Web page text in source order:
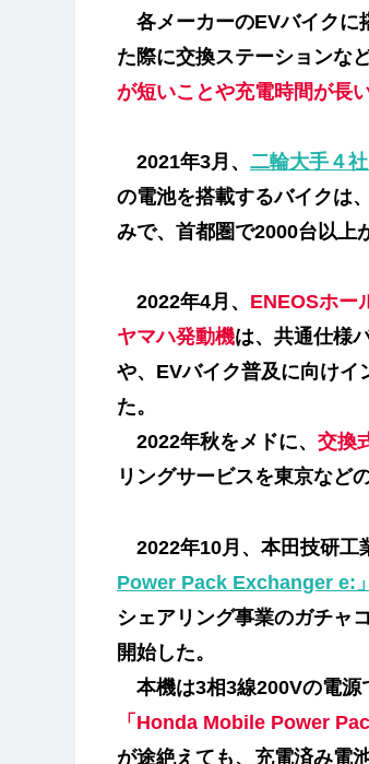
各メーカーのEVバイクに
た際に交換ステーションな
が短いことや充電時間が長
2021年3月、 二輪大手４
の電池を搭載するバイクは
みで、首都圏で2000台以上
2022年4月、 ENEOSホー
ヤマハ発動機は、共通仕様
や、EVバイク普及に向けイ
た。
2022年秋をメドに、 交換
リングサービスを東京など
2022年10月、本田技研工
Power Pack Exchanger e:
シェアリング事業のガチャ
開始した。
本機は3相3線200Vの電源
「 Honda Mobile Power
が途絶えても、充電済み電